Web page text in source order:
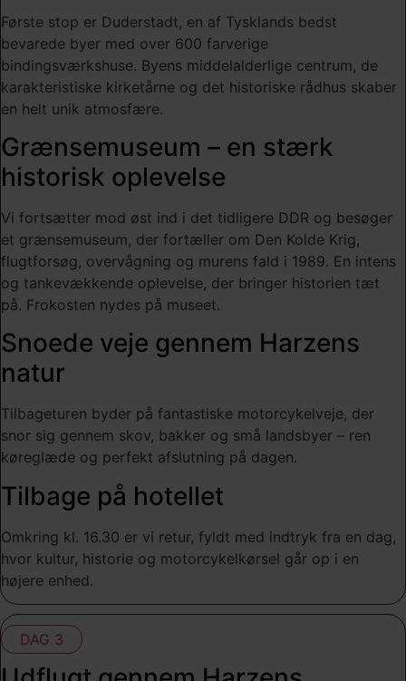
Første stop er Duderstadt, en af Tysklands bedst
bevarede byer med over 600 farverige
bindingsværkshuse. Byens middelalderlige centrum, de
karakteristiske kirketårne og det historiske rådhus skaber
en helt unik atmosfære.
Grænsemuseum – en stærk
historisk oplevelse
Vi fortsætter mod øst ind i det tidligere DDR og besøger
et grænsemuseum, der fortæller om Den Kolde Krig,
flugtforsøg, overvågning og murens fald i 1989. En intens
og tankevækkende oplevelse, der bringer historien tæt
på. Frokosten nydes på museet.
Snoede veje gennem Harzens
natur
Tilbageturen byder på fantastiske motorcykelveje, der
snor sig gennem skov, bakker og små landsbyer – ren
køreglæde og perfekt afslutning på dagen.
Tilbage på hotellet
Omkring kl. 16.30 er vi retur, fyldt med indtryk fra en dag,
hvor kultur, historie og motorcykelkørsel går op i en
højere enhed.
DAG 3